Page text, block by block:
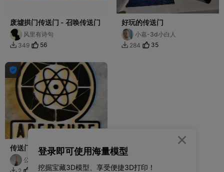
废墟拱门传送门 - 召唤传送门
风里有诗句
 349 56
好玩的传送门
小嘉-3d小白人
 284 35

传送门 / 半条命徽章
公路车
 2
登录即可使用海量模型
挖掘宝藏3D模型、享受便捷3D打印！
